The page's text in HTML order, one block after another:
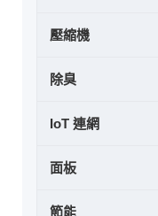
壓縮機
除臭
IoT 連網
面板
節能